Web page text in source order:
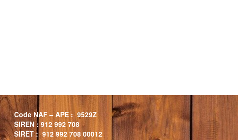
Code NAF – APE : 9529Z
SIREN : 912 992 708
SIRET : 912 992 708 00012